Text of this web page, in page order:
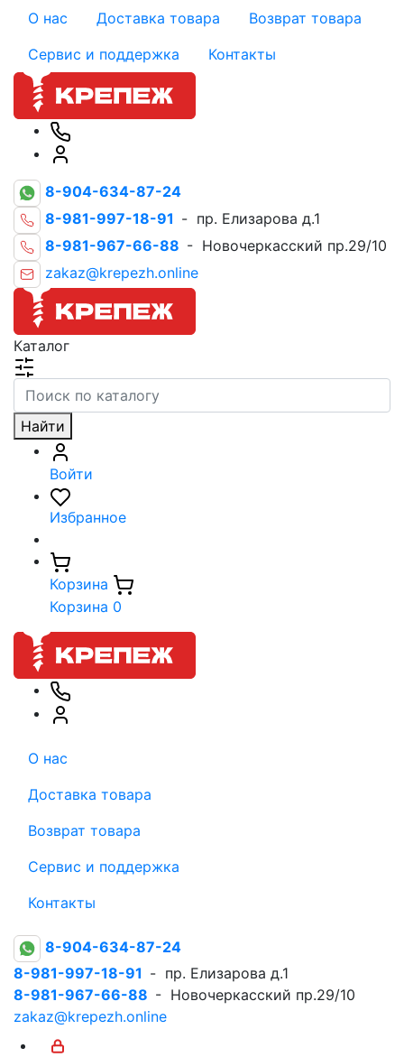
О нас Доставка товара
Возврат товара
Сервис и поддержка
Контакты
8-904-634-87-24
8-981-997-18-91 - пр. Елизарова д.1
8-981-967-66-88 - Новочеркасский пр.29/10
zakaz@krepezh.online
Каталог
Найти
Войти
Избранное
Корзина
Корзина 0
О нас
Доставка товара
Возврат товара
Сервис и поддержка
Контакты
8-904-634-87-24
8-981-997-18-91 - пр. Елизарова д.1
8-981-967-66-88 - Новочеркасский пр.29/10
zakaz@krepezh.online